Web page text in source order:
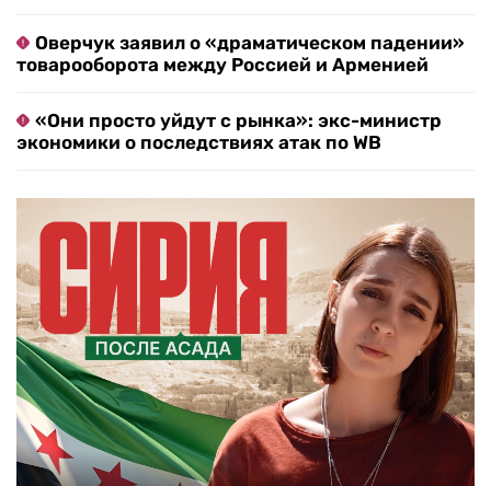
Оверчук заявил о «драматическом падении»
товарооборота между Россией и Арменией
«Они просто уйдут с рынка»: экс-министр
экономики о последствиях атак по WB